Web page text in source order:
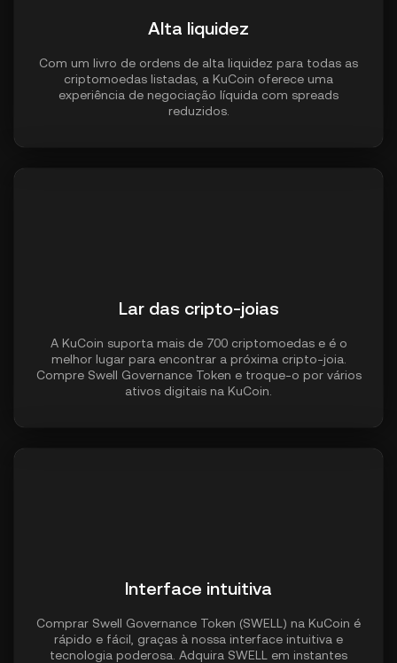
Alta liquidez
Com um livro de ordens de alta liquidez para todas as
criptomoedas listadas, a KuCoin oferece uma
experiência de negociação líquida com spreads
reduzidos.
Lar das cripto-joias
A KuCoin suporta mais de 700 criptomoedas e é o
melhor lugar para encontrar a próxima cripto-joia.
Compre Swell Governance Token e troque-o por vários
ativos digitais na KuCoin.
Interface intuitiva
Comprar Swell Governance Token (SWELL) na KuCoin é
rápido e fácil, graças à nossa interface intuitiva e
tecnologia poderosa. Adquira SWELL em instantes